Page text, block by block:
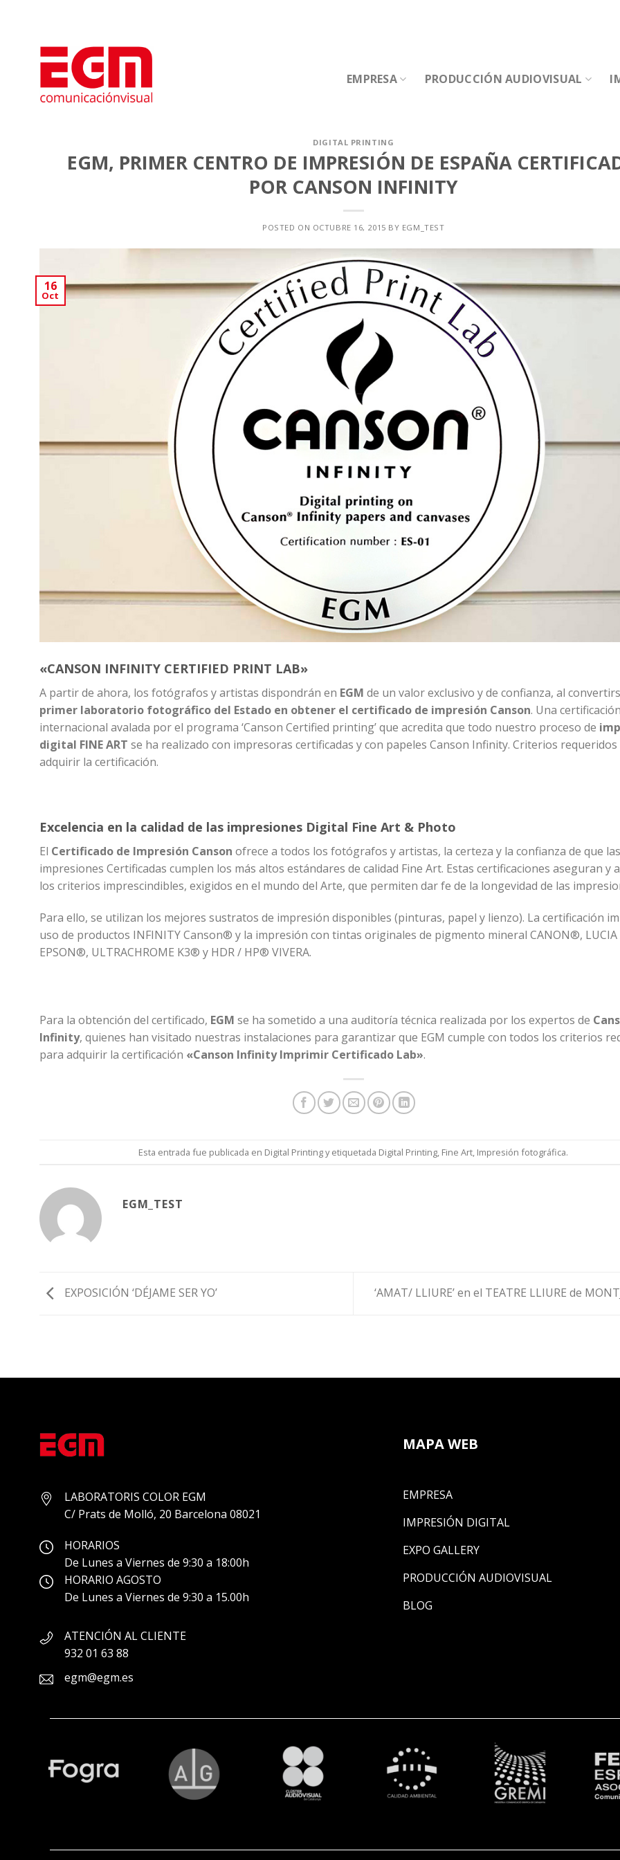
EMPRESA PRODUCCIÓN AUDIOVISUAL
DIGITAL PRINTING
EGM, PRIMER CENTRO DE IMPRESIÓN DE ESPAÑA
POR CANSON INFINITY
POSTED ON OCTUBRE 16, 2015 BY EGM_TEST
16
Oct
«CANSON INFINITY CERTIFIED PRINT LAB»
A partir de ahora, los fotógrafos y artistas dispondrán en EGM de un valor exclusivo y de confianza, al
primer laboratorio fotográfico del Estado en obtener el certificado de impresión Canson. Una certificación
internacional avalada por el programa ‘Canson Certified printing’ que acredita que todo nuestro proceso de
digital FINE ART se ha realizado con impresoras certificadas y con papeles Canson Infinity. Criterios
adquirir la certificación.
Excelencia en la calidad de las impresiones Digital Fine Art & Photo
El Certificado de Impresión Canson ofrece a todos los fotógrafos y artistas, la certeza y la confianza de que las
impresiones Certificadas cumplen los más altos estándares de calidad Fine Art. Estas certificaciones aseguran y
los criterios imprescindibles, exigidos en el mundo del Arte, que permiten dar fe de la longevidad de las
Para ello, se utilizan los mejores sustratos de impresión disponibles (pinturas, papel y lienzo). La certificación
uso de productos INFINITY Canson® y la impresión con tintas originales de pigmento mineral CANON®,
EPSON®, ULTRACHROME K3® y HDR / HP® VIVERA.
Para la obtención del certificado, EGM se ha sometido a una auditoría técnica realizada por los expertos de
Infinity, quienes han visitado nuestras instalaciones para garantizar que EGM cumple con todos los criterios
para adquirir la certificación «Canson Infinity Imprimir Certificado Lab».
Esta entrada fue publicada en Digital Printingy etiquetada Digital Printing, Fine Art, Impresión fotográfica.
EGM_TEST
EXPOSICIÓN ‘DÉJAME SER YO’ ‘AMAT/ LLIURE’ en el TEATRE LLIURE de
LABORATORIS COLOR EGM
C/ Prats de Molló, 20 Barcelona 08021
HORARIOS
De Lunes a Viernes de 9:30 a 18:00h
HORARIO AGOSTO
De Lunes a Viernes de 9:30 a 15.00h
ATENCIÓN AL CLIENTE
932 01 63 88
egm@egm.es
MAPA WEB
EMPRESA
IMPRESIÓN DIGITAL
EXPO GALLERY
PRODUCCIÓN AUDIOVISUAL
BLOG